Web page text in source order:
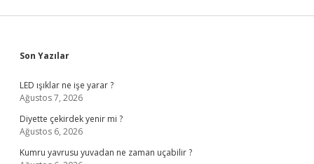
Sidebar
Son Yazılar
LED ışıklar ne işe yarar ?
Ağustos 7, 2026
Diyette çekirdek yenir mi ?
Ağustos 6, 2026
Kumru yavrusu yuvadan ne zaman uçabilir ?